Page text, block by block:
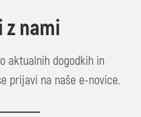
z nami
aktualnih dogodkih in
prijavi na naše e-novice.